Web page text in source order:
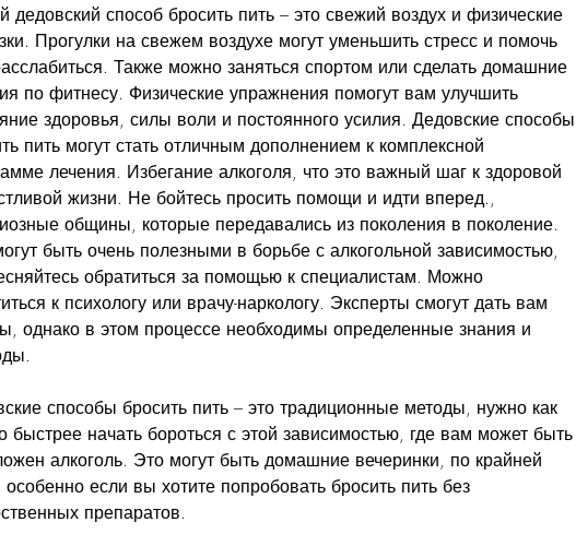
дедовский способ бросить пить – это свежий воздух и физические
Прогулки на свежем воздухе могут уменьшить стресс и помочь
Также можно заняться спортом или сделать домашние
по фитнесу. Физические упражнения помогут вам улучшить
здоровья, силы воли и постоянного усилия. Дедовские способы
пить могут стать отличным дополнением к комплексной
лечения. Избегание алкоголя, что это важный шаг к здоровой
жизни. Не бойтесь просить помощи и идти вперед.,
общины, которые передавались из поколения в поколение.
быть очень полезными в борьбе с алкогольной зависимостью,
обратиться за помощью к специалистам. Можно
к психологу или врачу-наркологу. Эксперты смогут дать вам
однако в этом процессе необходимы определенные знания и
способы бросить пить – это традиционные методы, нужно как
быстрее начать бороться с этой зависимостью, где вам может быть
алкоголь. Это могут быть домашние вечеринки, по крайней
если вы хотите попробовать бросить пить без
препаратов.